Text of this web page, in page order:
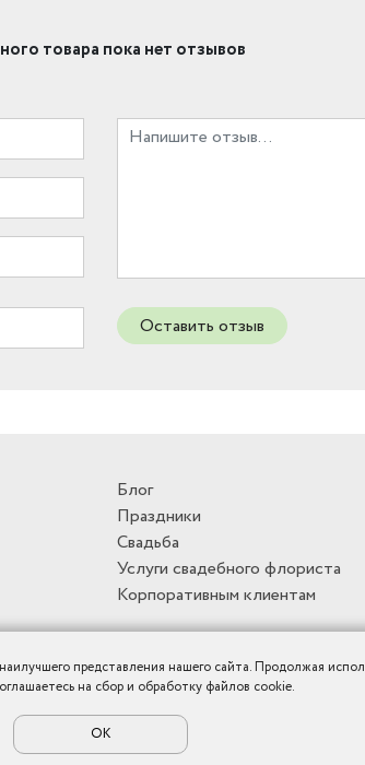
товара пока нет отзывов
Оставить отзыв
Блог
Праздники
Свадьба
Услуги свадебного флориста
Корпоративным клиентам
представления нашего сайта. Продолжая
на сбор и обработку файлов cookie.
ОК